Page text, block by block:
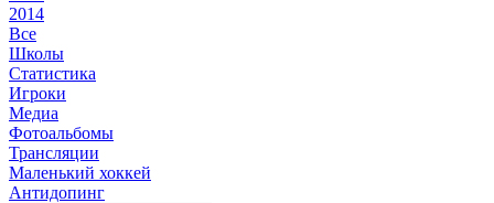
2014
Все
Школы
Статистика
Игроки
Медиа
Фотоальбомы
Трансляции
Маленький хоккей
Антидопинг